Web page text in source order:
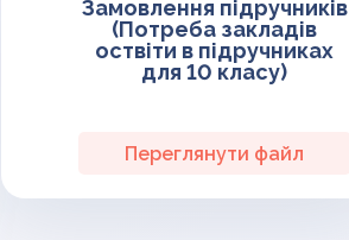
Замовлення підручників
(Потреба закладів
оствіти в підручниках
для 10 класу)
Переглянути файл